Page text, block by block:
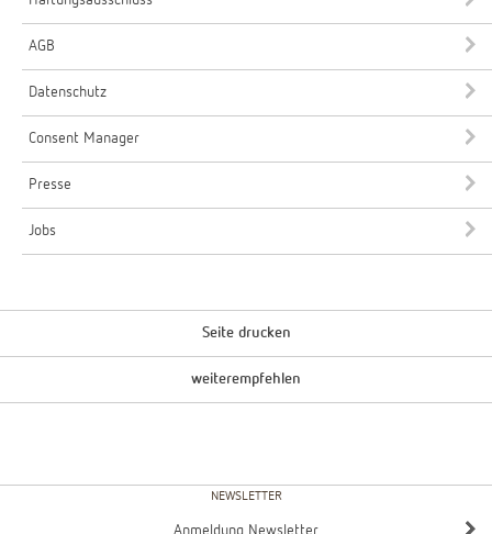
AGB
Datenschutz
Consent Manager
Presse
Jobs
Seite drucken
weiterempfehlen
NEWSLETTER